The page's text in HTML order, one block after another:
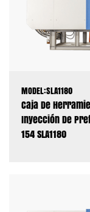
MODEL:SLA1180
Caja De
Inyección De
154 SLA1180